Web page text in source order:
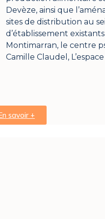
Devèze, ainsi que
sites de distribution au
d’établissement existants
Montimarran, le centre
Camille Claudel,
savoir +